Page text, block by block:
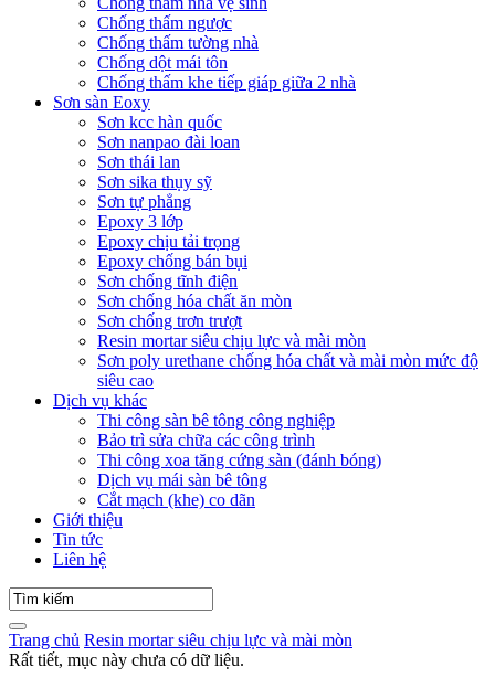
Chống thấm ngược
Chống thấm tường nhà
Chống dột mái tôn
Chống thấm khe tiếp giáp giữa 2 nhà
Sơn sàn Eoxy
Sơn kcc hàn quốc
Sơn nanpao đài loan
Sơn thái lan
Sơn sika thụy sỹ
Sơn tự phẳng
Epoxy 3 lớp
Epoxy chịu tải trọng
Epoxy chống bán bụi
Sơn chống tĩnh điện
Sơn chống hóa chất ăn mòn
Sơn chống trơn trượt
Resin mortar siêu chịu lực và mài mòn
Sơn poly urethane chống hóa chất và mài mòn mức độ
siêu cao
Dịch vụ khác
Thi công sàn bê tông công nghiệp
Bảo trì sửa chữa các công trình
Thi công xoa tăng cứng sàn (đánh bóng)
Dịch vụ mái sàn bê tông
Cắt mạch (khe) co dãn
Giới thiệu
Tin tức
Liên hệ
Trang chủ Resin mortar siêu chịu lực và mài mòn
Rất tiết, mục này chưa có dữ liệu.